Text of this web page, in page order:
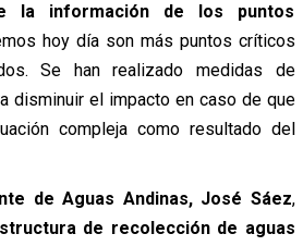
la información de los puntos
hoy día son más puntos críticos
Se han realizado medidas de
disminuir el impacto en caso de que
compleja como resultado del
de Aguas Andinas, José Sáez,
de recolección de aguas